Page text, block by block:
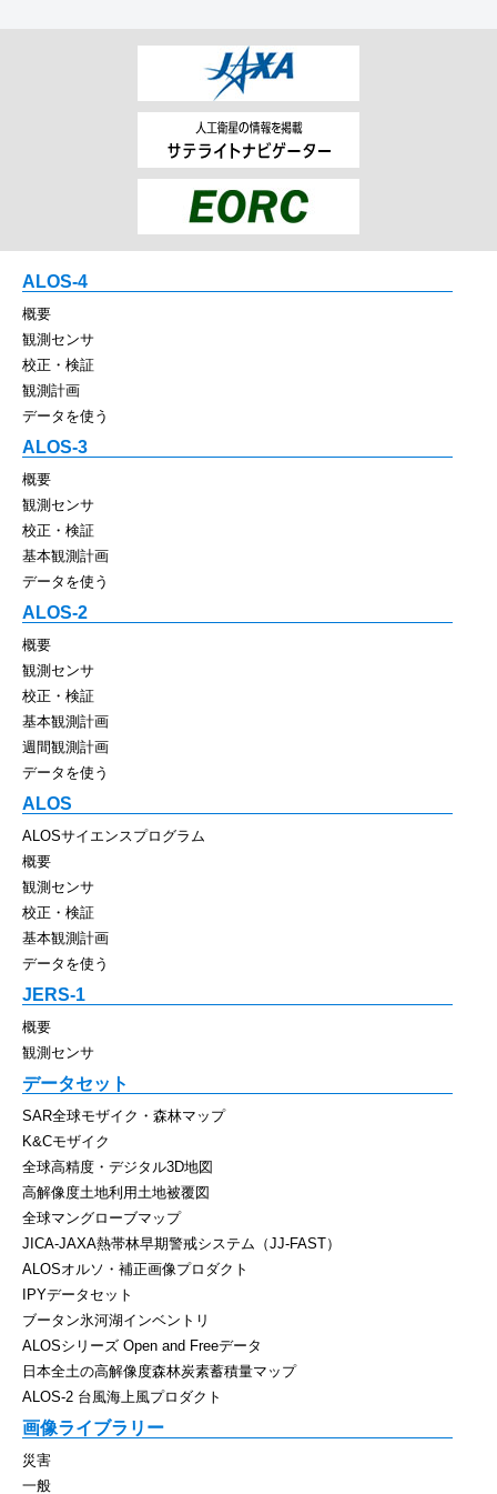
ALOS-4
概要
観測センサ
校正・検証
観測計画
データを使う
ALOS-3
概要
観測センサ
校正・検証
基本観測計画
データを使う
ALOS-2
概要
観測センサ
校正・検証
基本観測計画
週間観測計画
データを使う
ALOS
ALOSサイエンスプログラム
概要
観測センサ
校正・検証
基本観測計画
データを使う
JERS-1
概要
観測センサ
データセット
SAR全球モザイク・森林マップ
K&Cモザイク
全球高精度・デジタル3D地図
高解像度土地利用土地被覆図
全球マングローブマップ
JICA-JAXA熱帯林早期警戒システム（JJ-FAST）
ALOSオルソ・補正画像プロダクト
IPYデータセット
ブータン氷河湖インベントリ
ALOSシリーズ Open and Freeデータ
日本全土の高解像度森林炭素蓄積量マップ
ALOS-2 台風海上風プロダクト
画像ライブラリー
災害
一般